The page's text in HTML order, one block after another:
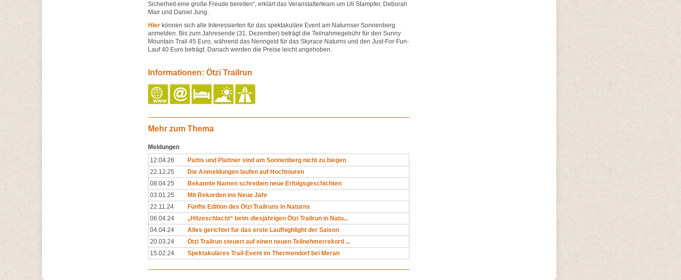
Sicherheit eine große Freude bereiten“, erklärt das Veranstalterteam um Uli Stampfer, Deborah
Mair und Daniel Jung.
Hier können sich alle Interessierten für das spektakuläre Event am Naturnser Sonnenberg
anmelden. Bis zum Jahresende (31. Dezember) beträgt die Teilnahmegebühr für den Sunny
Mountain Trail 45 Euro, während das Nenngeld für das Skyrace Naturns und den Just-For-Fun-
Lauf 40 Euro beträgt. Danach werden die Preise leicht angehoben.
Informationen: Ötzi Trailrun
Mehr zum Thema
Meldungen
12.04.26
Pattis und Plattner sind am Sonnenberg nicht zu biegen
22.12.25
Die Anmeldungen laufen auf Hochtouren
08.04.25
Bekannte Namen schreiben neue Erfolgsgeschichten
03.01.25
Mit Rekorden ins Neue Jahr
22.11.24
Fünfte Edition des Ötzi Trailruns in Naturns
06.04.24
„Hitzeschlacht“ beim diesjährigen Ötzi Trailrun in Natu...
04.04.24
Alles gerichtet für das erste Laufhighlight der Saison
20.03.24
Ötzi Trailrun steuert auf einen neuen Teilnehmerrekord ...
15.02.24
Spektakuläres Trail-Event im Thermendorf bei Meran